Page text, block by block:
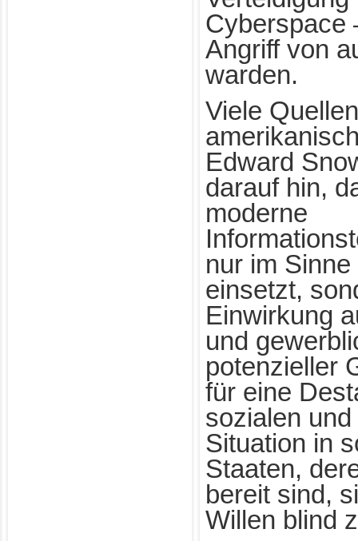
Cyberspace
Angriff von
warden.
Viele
Edward
darauf hin,
moderne
nur im
einsetzt,
Einwirkung
und
potenzieller
für eine
sozialen
Situation in
Staaten,
bereit sind,
Willen blind